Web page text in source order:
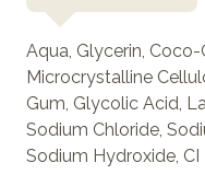
Aqua, Glycerin,
Microcrystalline
Gum, Glycolic Acid,
Sodium Chloride,
Sodium Hydroxide, CI